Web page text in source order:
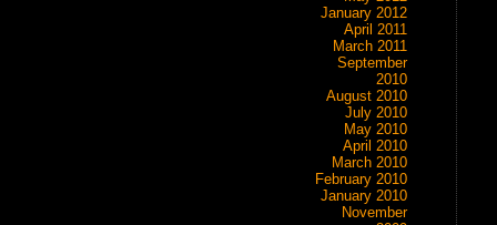
January 2012
April 2011
March 2011
September
2010
August 2010
July 2010
May 2010
April 2010
March 2010
February 2010
January 2010
November